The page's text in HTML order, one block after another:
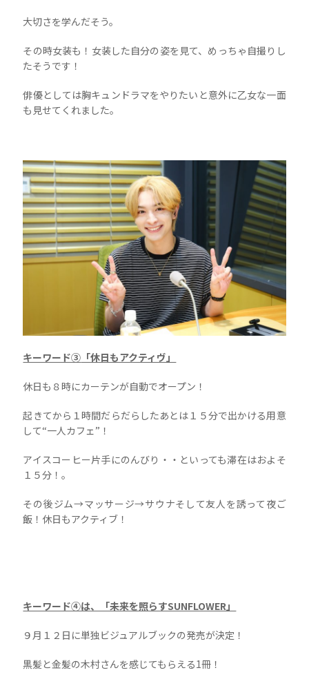
大切さを学んだそう。
その時女装も！女装した自分の姿を見て、めっちゃ自撮りし
たそうです！
俳優としては胸キュンドラマをやりたいと意外に乙女な一面
も見せてくれました。
キーワード③ 「休日もアクティヴ」
休日も８時にカーテンが自動でオープン！
起きてから１時間だらだらしたあとは１５分で出かける用意
して“一人カフェ”！
アイスコーヒー片手にのんびり・・といっても滞在はおよそ
１５分！。
その後ジム→マッサージ→サウナそして友人を誘って夜ご
飯！休日もアクティブ！
キーワード④は、「未来を照らすSUNFLOWER」
９月１２日に単独ビジュアルブックの発売が決定！
黒髪と金髪の木村さんを感じてもらえる1冊！